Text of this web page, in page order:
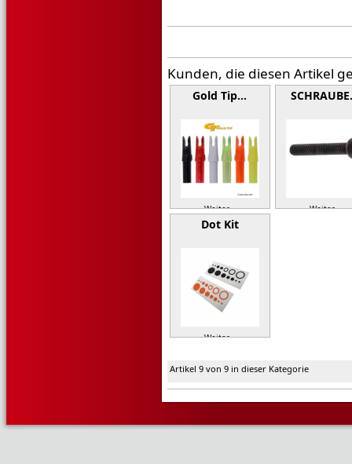
Kunden, die diesen Artikel
Gold Tip…
Weiter » Weiter »
Dot Kit
Weiter »
Artikel 9 von 9 in dieser Kategorie